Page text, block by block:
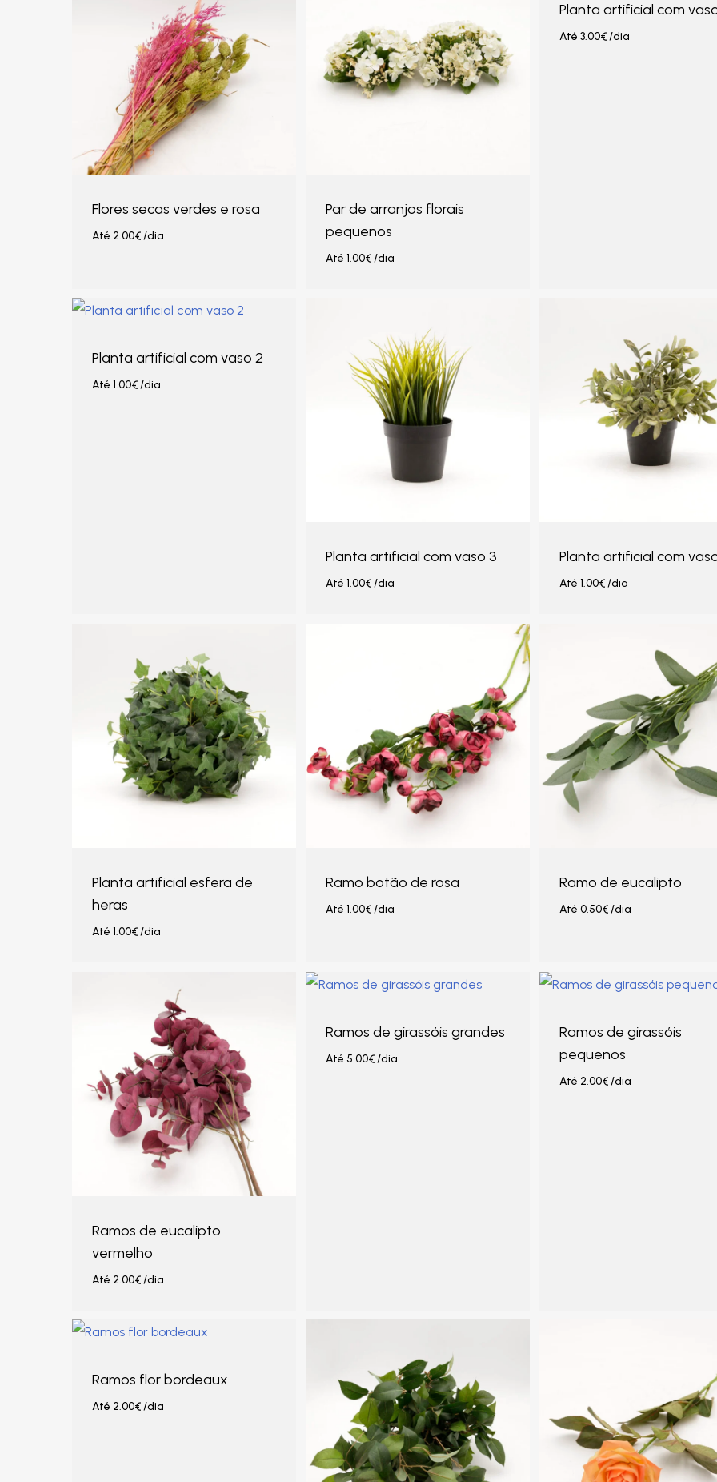
Flores secas verdes e rosa
Até 2.00€/dia
Par de arranjos florais
pequenos
Até 1.00€/dia
Planta artificial com vaso
Até 3.00€/dia
Planta artificial com vaso 2
Até 1.00€/dia
Planta artificial com vaso 3
Até 1.00€/dia
Planta artificial com
Até 1.00€/dia
Planta artificial esfera de
heras
Até 1.00€/dia
Ramo botão de rosa
Até 1.00€/dia
Ramo de eucalipto
Até 0.50€/dia
Ramos de eucalipto
vermelho
Até 2.00€/dia
Ramos de girassóis grandes
Até 5.00€/dia
Ramos de girassóis
pequenos
Até 2.00€/dia
Ramos flor bordeaux
Até 2.00€/dia